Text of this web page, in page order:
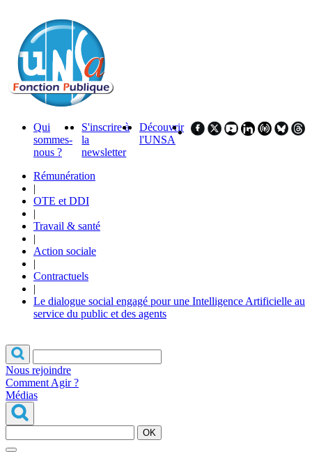
Qui
sommes-
nous ?
S'inscrire à
la
newsletter
Découvrir
l'UNSA
Rémunération
|
OTE et DDI
|
Travail & santé
|
Action sociale
|
Contractuels
|
Le dialogue social engagé pour une Intelligence Artificielle au
service du public et des agents
Nous rejoindre
Comment Agir ?
Médias
OK